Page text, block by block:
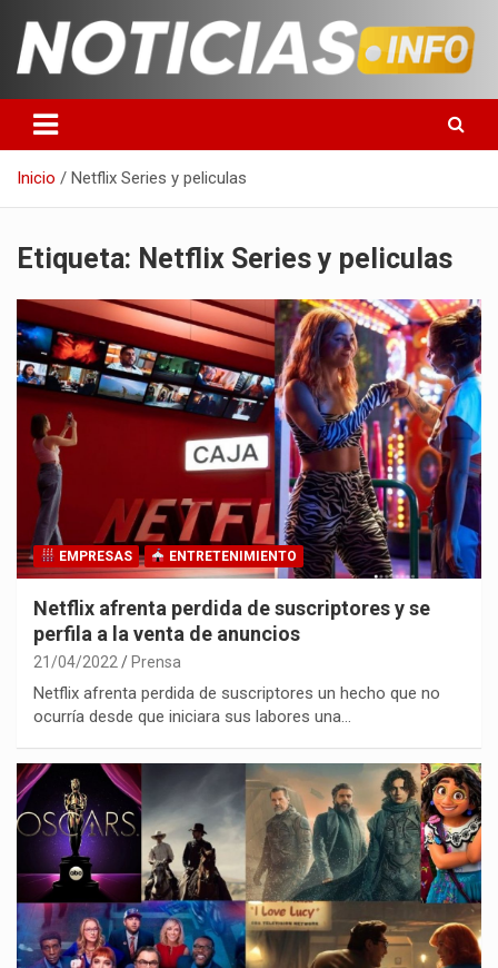
contenido
Noticias en español
Inicio Netflix Series y peliculas
Etiqueta: Netflix Series y peliculas
EMPRESAS ENTRETENIMIENTO
Netflix afrenta perdida de suscriptores y se
perfila a la venta de anuncios
21/04/2022 Prensa
Netflix afrenta perdida de suscriptores un hecho que no
ocurría desde que iniciara sus labores una…